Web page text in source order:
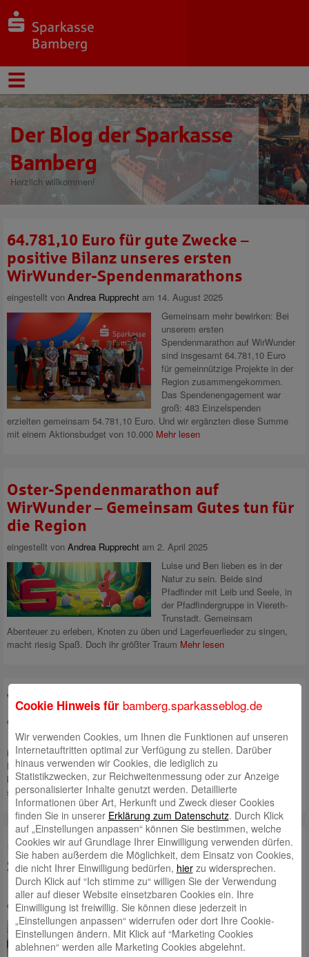
Der Blog der Sparkasse
Bamberg
Herzlich willkommen!
64.781,10 Euro für gute Zwecke –
positive Bilanz unseres ersten
WirWunder-Spendenmarathons
eingestellt von Andrea Rupprecht am 14. August 2025
Gemeinsam mehr bewirken: Bei
unserem ersten
Spendenmarathon auf WirWunder
sind insgesamt 64.781,10 Euro
für gemeinnützige Projekte in der
Region zusammengekommen.
Das Spendenengagement war
groß: 483 Einzelspenden
erzielten gemeinsam 54.781,10 Euro. Und wir ergänzten diese Summe
mit einem Aktionsbudget von 10.000 Mehr lesen
Oster-Spendenmarathon auf
WirWunder – Gemeinsam Gutes tun für
die Region
eingestellt von Andrea Rupprecht am 2. April 2025
Luise und Ben lieben es in der
Natur zu sein. Beide sind
Pfadfinder mit Leib und Seele, in
der Pfadfindergruppe in Viereth-
Trunstadt. Gemeinsam
Abenteuer zu erleben, Knoten zu üben und Lagerfeuerlieder zu singen,
macht riesig Spaß. Doch ihr größter Traum Mehr lesen
Viele tolle Projekte, die wir fördern
eingestellt von
Das ehrenamtliche Engagement
in der Region ist enorm. Dadurch werden viele tolle Projekte auf die
Beine gestellt, die wir gerne fördern. Zum Beispiel das Projekt "Alef-
bet", das das Bewusstsein für die jüdische Kultur und Geschichte
stärkt.Mehr lesen
Über 1.000 Projekte gefördert – unsere
Stiftung für Kunst, Kultur und
Denkmalpflege
eingestellt von Andrea Rupprechtam 26. Juni 2024
Im Jahr 1989 haben wir unsere
Stiftung zur Förderung von
Kunst, Kultur und Denkmalpflege
Cookie Hinweis für bamberg.sparkasseblog.de
Wir verwenden Cookies, um Ihnen die Funktionen auf unseren
Internetauftritten optimal zur Verfügung zu stellen. Darüber
hinaus verwenden wir Cookies, die lediglich zu
Statistikzwecken, zur Reichweitenmessung oder zur Anzeige
personalisierter Inhalte genutzt werden. Detaillierte
Informationen über Art, Herkunft und Zweck dieser Cookies
finden Sie in unserer Erklärung zum Datenschutz. Durch Klick
auf „Einstellungen anpassen“ können Sie bestimmen, welche
Cookies wir auf Grundlage Ihrer Einwilligung verwenden dürfen.
Sie haben außerdem die Möglichkeit, dem Einsatz von Cookies,
die nicht Ihrer Einwilligung bedürfen, hierzu widersprechen.
Durch Klick auf “Ich stimme zu“ willigen Sie der Verwendung
aller auf dieser Website einsetzbaren Cookies ein. Ihre
Einwilligung ist freiwillig. Sie können diese jederzeit in
„Einstellungen anpassen“ widerrufen oder dort Ihre Cookie-
Einstellungen ändern. Mit Klick auf “Marketing Cookies
ablehnen“ werden alle Marketing Cookies abgelehnt.